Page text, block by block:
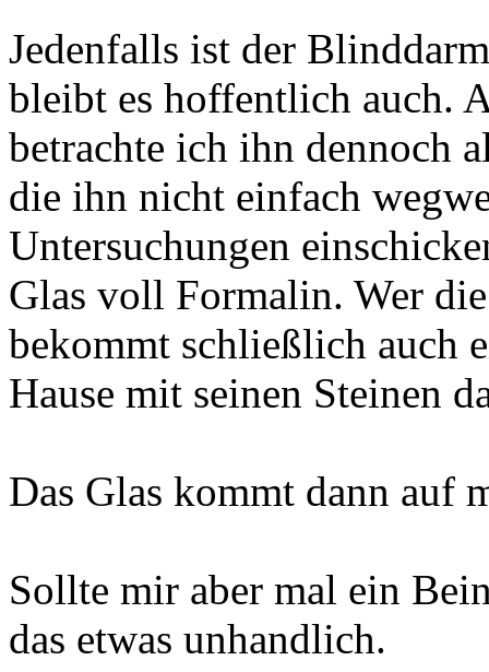
Jedenfalls ist der
bleibt es hoffentlich auch.
betrachte ich ihn dennoch
die ihn nicht einfach
Untersuchungen
Glas voll Formalin. Wer
bekommt schließlich auch
Hause mit seinen Steinen
Das Glas kommt dann auf
Sollte mir aber mal ein
das etwas unhandlich.